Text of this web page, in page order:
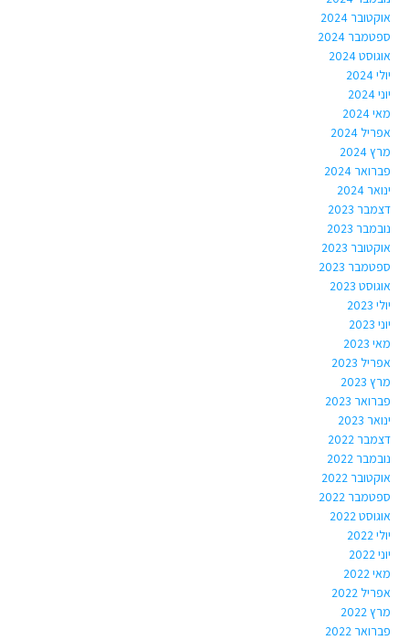
אוקטובר 2024
ספטמבר 2024
אוגוסט 2024
יולי 2024
יוני 2024
מאי 2024
אפריל 2024
מרץ 2024
פברואר 2024
ינואר 2024
דצמבר 2023
נובמבר 2023
אוקטובר 2023
ספטמבר 2023
אוגוסט 2023
יולי 2023
יוני 2023
מאי 2023
אפריל 2023
מרץ 2023
פברואר 2023
ינואר 2023
דצמבר 2022
נובמבר 2022
אוקטובר 2022
ספטמבר 2022
אוגוסט 2022
יולי 2022
יוני 2022
מאי 2022
אפריל 2022
מרץ 2022
פברואר 2022